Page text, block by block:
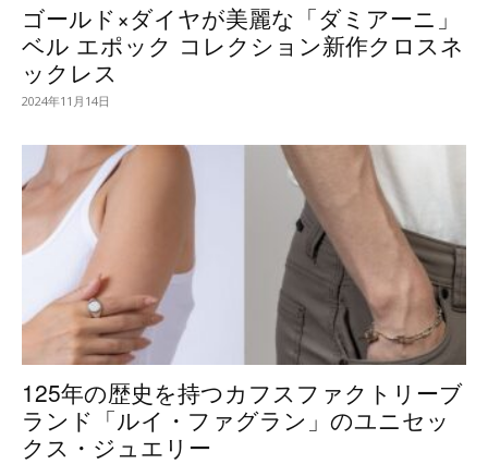
ゴールド×ダイヤが美麗な「ダミアーニ」
ベル エポック コレクション新作クロスネ
ックレス
2024年11月14日
125年の歴史を持つカフスファクトリーブ
ランド「ルイ・ファグラン」のユニセッ
クス・ジュエリー